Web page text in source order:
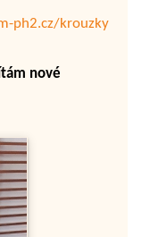
ph2.cz/krouzky
nové